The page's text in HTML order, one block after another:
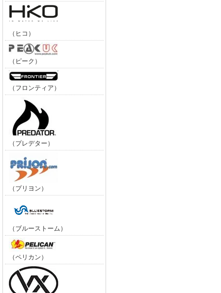
（ヒコ）
（ピーク）
（フロンティア）
（プレデター）
（プリヨン）
（ブルーストーム）
（ペリカン）